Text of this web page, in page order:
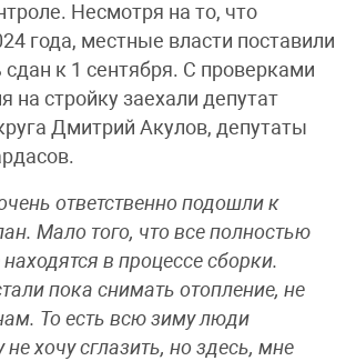
Несмотря на то, что
года, местные власти поставили
к 1 сентября. С проверками
стройку заехали депутат
Дмитрий Акулов, депутаты
ответственно подошли к
Мало того, что все полностью
в процессе сборки.
пока снимать отопление, не
То есть всю зиму люди
хочу сглазить, но здесь, мне